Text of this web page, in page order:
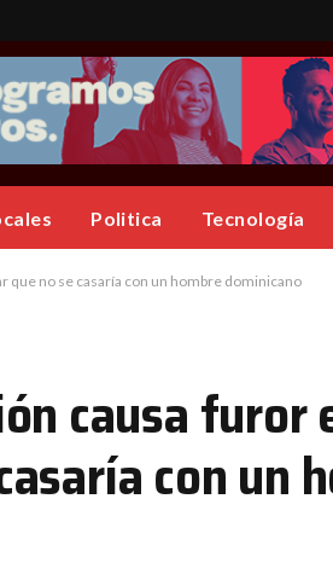
Politica Tecnología
que no se casaría con un hombre dominicano
causa furor
con un